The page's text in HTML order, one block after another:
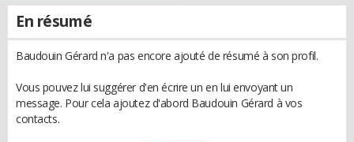
En résumé
Baudouin Gérard n'a pas encore ajouté de résumé à son profil.
Vous pouvez lui suggérer d'en écrire un en lui envoyant un
message. Pour cela ajoutez d'abord Baudouin Gérard à vos
contacts.